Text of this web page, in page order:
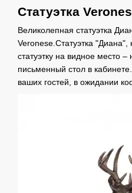
Статуэтка
Великолепная статуэтка
Veronese.Статуэтка "Диана",
статуэтку на видное место
письменный стол в
ваших гостей, в ожидании